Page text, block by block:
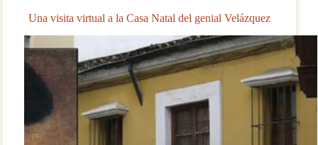
Una visita virtual a la Casa Natal del genial Velázquez